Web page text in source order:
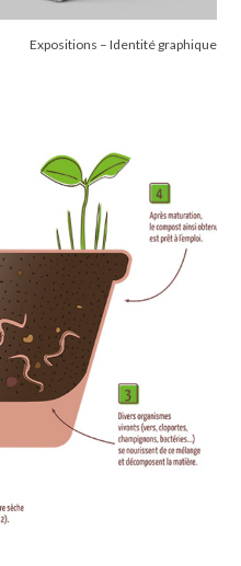
Expositions – Identité graphique